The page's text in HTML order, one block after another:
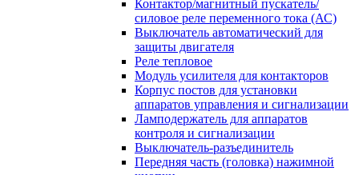
Контактор/магнитный пускатель/
силовое реле переменного тока (АС)
Выключатель автоматический для
защиты двигателя
Реле тепловое
Модуль усилителя для контакторов
Корпус постов для установки
аппаратов управления и сигнализации
Ламподержатель для аппаратов
контроля и сигнализации
Выключатель-разъединитель
Передняя часть (головка) нажимной